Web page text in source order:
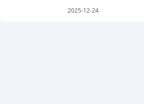
2025-12-24